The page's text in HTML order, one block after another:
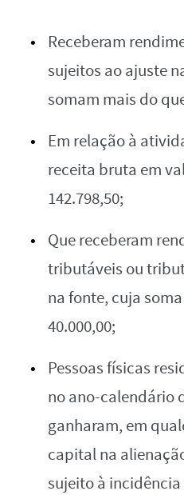
Receberam
sujeitos ao ajuste
somam mais do
Em relação à
receita bruta em
142.798,50;
Que receberam
tributáveis ou
na fonte, cuja
40.000,00;
Pessoas físicas
no ano-calendário
ganharam, em
capital na
sujeito à